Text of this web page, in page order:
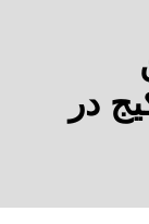
در